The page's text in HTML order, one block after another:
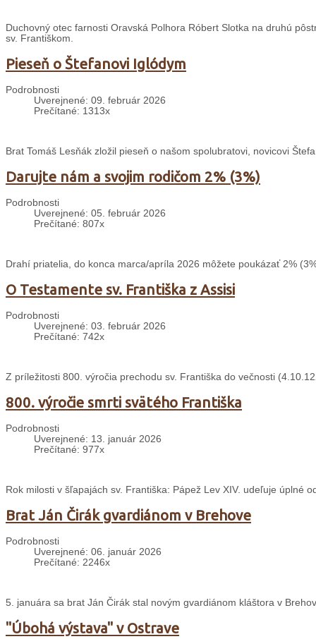
Duchovný otec farnosti Oravská Polhora Róbert Slotka na druhú
sv. Františkom.
Pieseň o Štefanovi Iglódym
Podrobnosti
Uverejnené: 09. február 2026
Prečítané: 1313x
Brat Tomáš Lesňák zložil pieseň o našom spolubratovi, novicovi
Darujte nám a svojim rodičom 2% (3%)
Podrobnosti
Uverejnené: 05. február 2026
Prečítané: 807x
Drahí priatelia, do konca marca/apríla 2026 môžete poukázať 2%
O Testamente sv. Františka z Assisi
Podrobnosti
Uverejnené: 03. február 2026
Prečítané: 742x
Z príležitosti 800. výročia prechodu sv. Františka do večnosti
800. výročie smrti svätého Františka
Podrobnosti
Uverejnené: 13. január 2026
Prečítané: 977x
Rok milosti v šľapajách sv. Františka: Pápež Lev XIV. udeľuje úplné
Brat Ján Čirák gvardiánom v Brehove
Podrobnosti
Uverejnené: 06. január 2026
Prečítané: 2246x
5. januára sa brat Ján Čirák stal novým gvardiánom kláštora v
"Úbohá výstava" v Ostrave